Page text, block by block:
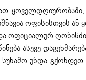
ოფიციალურ
ასევე
სუნამო უნდა